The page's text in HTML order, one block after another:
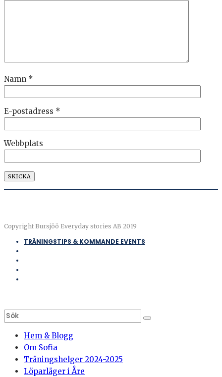
Namn *
E-postadress *
Webbplats
Copyright Bursjöö Everyday stories AB 2019
TRÄNINGSTIPS & KOMMANDE EVENTS
Hem & Blogg
Om Sofia
Träningshelger 2024-2025
Löparläger i Åre